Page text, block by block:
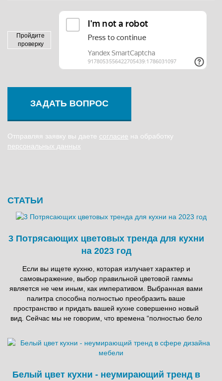
Пройдите
проверку
ЗАДАТЬ ВОПРОС
Отправляя заявку вы даете согласие на обработку
персональных данных
СТАТЬИ
3 Потрясающих цветовых тренда для кухни
на 2023 год
Если вы ищете кухню, которая излучает характер и
самовыражение, выбор правильной цветовой гаммы
является не чем иным, как императивом. Выбранная вами
палитра способна полностью преобразить ваше
пространство и придать вашей кухне совершенно новый
вид. Сейчас мы не говорим, что времена “полностью бело
Белый цвет кухни - неумирающий тренд в